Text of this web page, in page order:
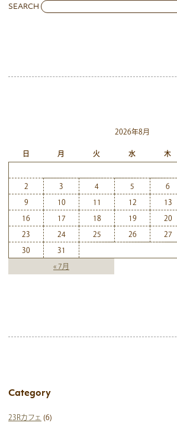
SEARCH
2026年8月
日 月 火 水 木
« 7月
2 3 4 5 6
9 10 11 12 13
16 17 18 19 20
23 24 25 26 27
30 31
Category
23Rカフェ (6)